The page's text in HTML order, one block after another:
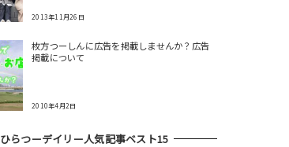
2013年11月26日
枚方つーしんに広告を掲載しませんか？広告
掲載について
2010年4月2日
ひらつーデイリー人気記事ベスト15